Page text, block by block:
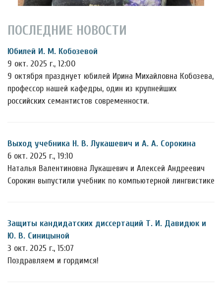
ПОСЛЕДНИЕ НОВОСТИ
Юбилей И. М. Кобозевой
9 окт. 2025 г., 12:00
9 октября празднует юбилей Ирина Михайловна Кобозева,
профессор нашей кафедры, один из крупнейших
российских семантистов современности.
Выход учебника Н. В. Лукашевич и А. А. Сорокина
6 окт. 2025 г., 19:10
Наталья Валентиновна Лукашевич и Алексей Андреевич
Сорокин выпустили учебник по компьютерной лингвистике
Защиты кандидатских диссертаций Т. И. Давидюк и
Ю. В. Синицыной
3 окт. 2025 г., 15:07
Поздравляем и гордимся!